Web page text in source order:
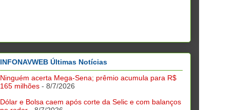
INFONAVWEB Últimas Notícias
Ninguém acerta Mega-Sena; prêmio acumula para R$
165 milhões - 8/7/2026
Dólar e Bolsa caem após corte da Selic e com balanços